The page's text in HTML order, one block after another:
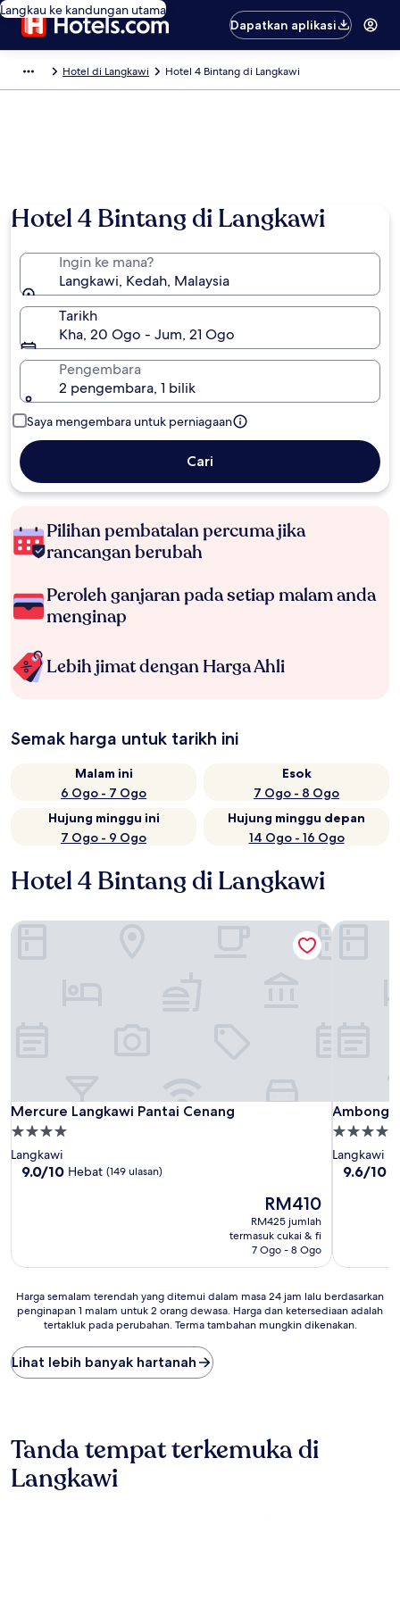
Langkau ke kandungan utama
Dapatkan aplikasi
Hotel di Langkawi Hotel 4 Bintang di Langkawi
Hotel 4 Bintang di Langkawi
Ingin ke mana?
Langkawi, Kedah, Malaysia
Tarikh
Kha, 20 Ogo - Jum, 21 Ogo
Pengembara
2 pengembara, 1 bilik
Saya mengembara untuk perniagaan
Cari
Pilihan pembatalan percuma jika
rancangan berubah
Peroleh ganjaran pada setiap malam anda
menginap
Lebih jimat dengan Harga Ahli
Semak harga untuk tarikh ini
Malam ini
6 Ogo - 7 Ogo
Esok
7 Ogo - 8 Ogo
Hujung minggu ini
7 Ogo - 9 Ogo
Hujung minggu depan
14 Ogo - 16 Ogo
Hotel 4 Bintang di Langkawi
Mercure Langkawi Pantai Cenang
Mercure Langkawi Pantai Cenang
Hartanah
4.0
bintang
Langkawi
9.0
9.0/10 Hebat (149 ulasan)
Harga
ialah
RM410
RM410
RM425 jumlah
termasuk cukai & fi
7 Ogo - 8 Ogo
Mercure Langkawi Pantai Cenang
Ambong
Ambong
Hartanah
4.0
bintang
Langkawi
9.6
ulasan)
9.6/10
Ambong
Harga
semalam
terendah
yang
ditemui
dalam
lalu
berdasarkan
penginapan
1
Harga semalam terendah yang ditemui dalam masa 24 jam lalu berdasarkan
penginapan 1 malam untuk 2 orang dewasa. Harga dan ketersediaan adalah
tertakluk pada perubahan. Terma tambahan mungkin dikenakan.
Lihat lebih banyak hartanah
Tanda tempat terkemuka di
Langkawi